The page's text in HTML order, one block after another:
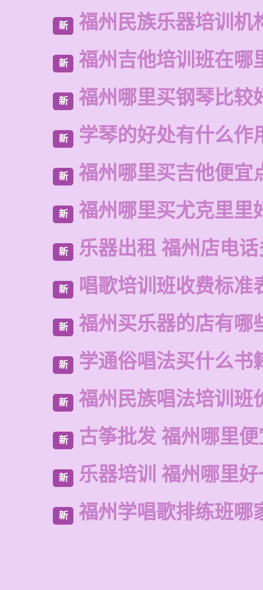
新 福州民族乐器培训机
新 福州吉他培训班在哪
新 福州哪里买钢琴比较
新 学琴的好处有什么作
新 福州哪里买吉他便宜
新 福州哪里买尤克里里
新 乐器出租 福州店电
新 唱歌培训班收费标准
新 福州买乐器的店有哪
新 学通俗唱法买什么书
新 福州民族唱法培训班
新 古筝批发 福州哪里
新 乐器培训 福州哪里
新 福州学唱歌排练班哪